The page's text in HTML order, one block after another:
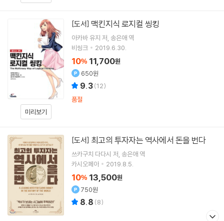
미리보기
[도서] 맥킨지식 로지컬 씽킹
아카바 유지 저 송은애 역
비씽크
2019.6.30.
10% 11,700원
650원
9.3(12)
품절
[도서] 최고의 투자자는 역사에서 돈을 번다
쓰카구치 다다시 저 송은애 역
카시오페아
2019.8.5.
10% 13,500원
750원
8.8 (8)